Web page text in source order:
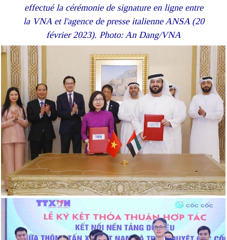
effectué la cérémonie de signature en ligne entre
la VNA et l'agence de presse italienne ANSA (20
février 2023). Photo: An Dang/VNA